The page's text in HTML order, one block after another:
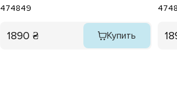
474849
1890 ₴ Купить
4748